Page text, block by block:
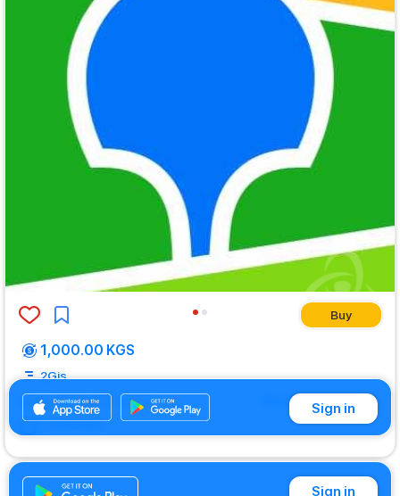
Buy
1,000.00 KGS
2Gis
Edited : 21.10.2021 04:36
Show translation
Comment
Sign in
Sign in